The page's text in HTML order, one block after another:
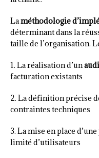
Laméthodologie
déterminant dans la
taille de l’organisation.
1. La réalisation d’un
facturation existants
2. La définition précise
contraintes techniques
3. La mise en place d’une
limité d’utilisateurs